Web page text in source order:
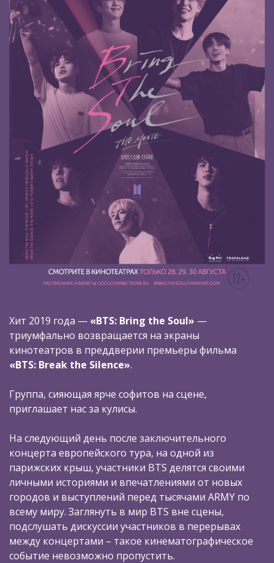
Хит 2019 года — «BTS: Bring the Soul» —
триумфально возвращается на экраны
кинотеатров в преддверии премьеры фильма
«BTS: Break the Silence».
Группа, сияющая ярче софитов на сцене,
приглашает нас за кулисы.
На следующий день после заключительного
концерта европейского тура, на одной из
парижских крыш, участники BTS делятся своими
личными историями и впечатлениями от новых
городов и выступлений перед тысячами ARMY по
всему миру. Заглянуть в мир BTS вне сцены,
подслушать дискуссии участников в перерывах
между концертами – такое кинематографическое
событие невозможно пропустить.